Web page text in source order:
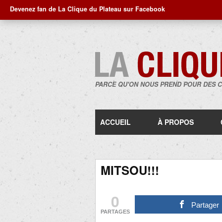
Devenez fan de La Clique du Plateau sur Facebook
PARCE QU'ON NOUS PREND POUR DES
ACCUEIL À PROPOS
MITSOU!!!
0
PARTAGES
Partager